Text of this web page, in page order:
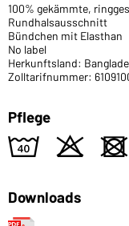
100% gekämmte,
Rundhalsausschnitt
Bündchen mit Elasthan
No label
Herkunftsland:
Zolltarifnummer:
Pflege
8 o d
Downloads